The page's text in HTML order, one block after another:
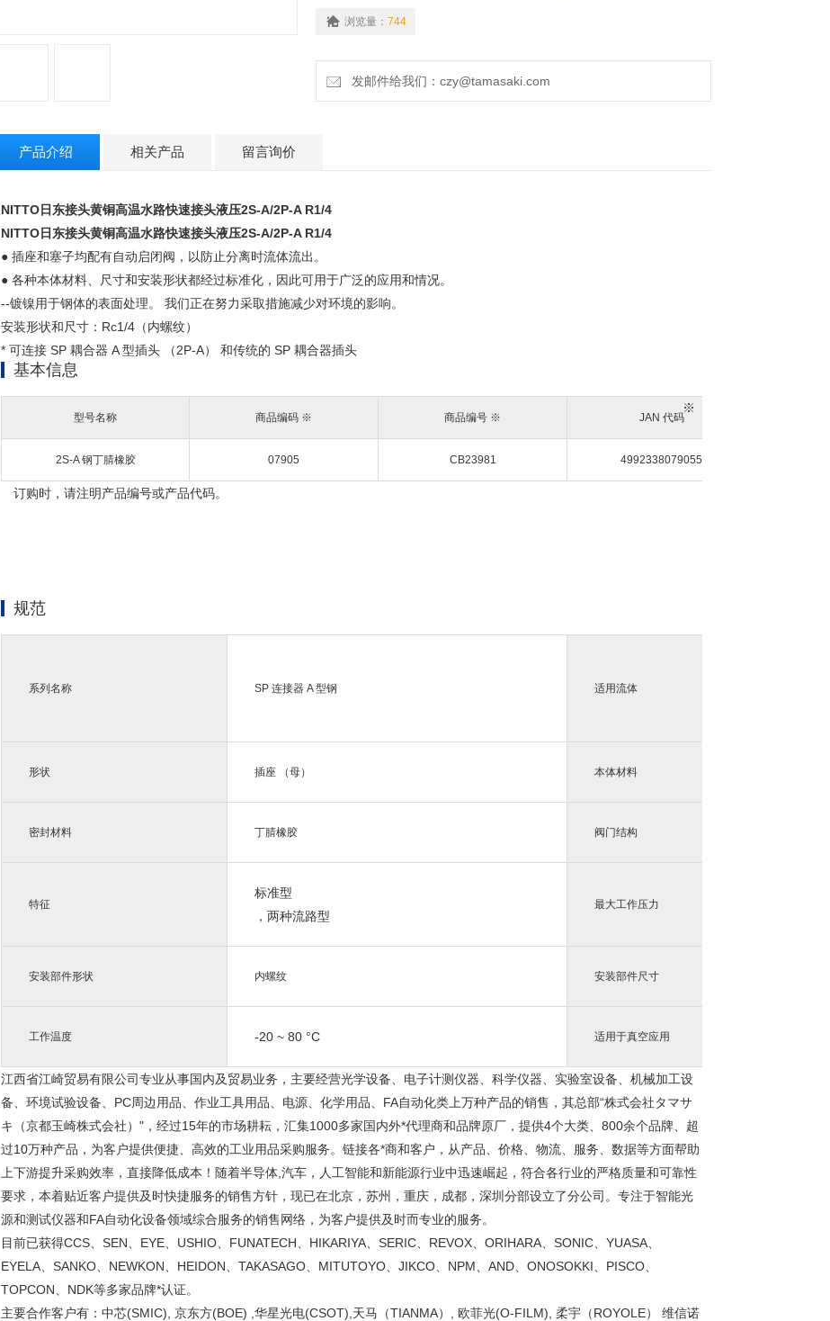
浏览量： 744
发邮件给我们：czy@tamasaki.com
产品介绍 相关产品 留言询价
NITTO日东接头黄铜高温水路快速接头液压2S-A/2P-A R1/4
NITTO日东接头黄铜高温水路快速接头液压2S-A/2P-A R1/4
● 插座和塞子均配有自动启闭阀，以防止分离时流体流出。
● 各种本体材料、尺寸和安装形状都经过标准化，因此可用于广泛的应用和情况。
--镀镍用于钢体的表面处理。 我们正在努力采取措施减少对环境的影响。
安装形状和尺寸：Rc1/4（内螺纹）
* 可连接 SP 耦合器 A 型插头 （2P-A） 和传统的 SP 耦合器插头
基本信息
型号名称 商品编码 ※ 商品编号 ※ JAN 代码
2S-A 钢丁腈橡胶 07905 CB23981 4992338079055
※
订购时，请注明产品编号或产品代码。
规范
系列名称 SP 连接器 A 型钢 适用流体
形状 插座 （母） 本体材料
密封材料 丁腈橡胶 阀门结构
特征
标准型
， 两种流路型
最大工作压力
安装部件形状 内螺纹 安装部件尺寸
工作温度 -20 ~ 80 °C 适用于真空应用
江西省江崎贸易有限公司专业从事国内及贸易业务，主要经营光学设备、电子计测仪器、科学仪器、实验室设备、机械加工设
备、环境试验设备、PC周边用品、作业工具用品、电源、化学用品、FA自动化类上万种产品的销售，其总部“株式会社タマサ
キ（京都玉崎株式会社）"，经过15年的市场耕耘，汇集1000多家国内外*代理商和品牌原厂，提供4个大类、800余个品牌、超
过10万种产品，为客户提供便捷、高效的工业用品采购服务。链接各*商和客户，从产品、价格、物流、服务、数据等方面帮助
上下游提升采购效率，直接降低成本！随着半导体,汽车，人工智能和新能源行业中迅速崛起，符合各行业的严格质量和可靠性
要求，本着贴近客户提供及时快捷服务的销售方针，现已在北京，苏州，重庆，成都，深圳分部设立了分公司。专注于智能光
源和测试仪器和FA自动化设备领域综合服务的销售网络，为客户提供及时而专业的服务。
目前已获得CCS、SEN、EYE、USHIO、FUNATECH、HIKARIYA、SERIC、REVOX、ORIHARA、SONIC、YUASA、
EYELA、SANKO、NEWKON、HEIDON、TAKASAGO、MITUTOYO、JIKCO、NPM、AND、ONOSOKKI、PISCO、
TOPCON、NDK等多家品牌*认证。
主要合作客户有：中芯(SMIC), 京东方(BOE) ,华星光电(CSOT),天马（TIANMA）, 欧菲光(O-FILM), 柔宇（ROYOLE） 维信诺